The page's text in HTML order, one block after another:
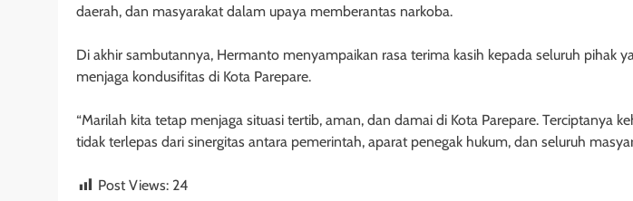
daerah, dan masyarakat dalam upaya memberantas narkoba.
Di akhir sambutannya, Hermanto menyampaikan rasa terima kasih kepada seluruh pihak
menjaga kondusifitas di Kota Parepare.
“Marilah kita tetap menjaga situasi tertib, aman, dan damai di Kota Parepare. Terciptanya
tidak terlepas dari sinergitas antara pemerintah, aparat penegak hukum, dan seluruh
Post Views: 24